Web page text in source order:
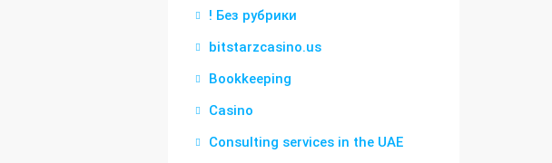
! Без рубрики
bitstarzcasino.us
Bookkeeping
Casino
Consulting services in the UAE